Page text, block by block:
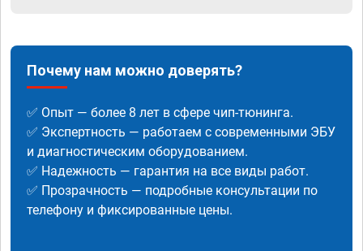
Почему нам можно доверять?
✅ Опыт — более 8 лет в сфере чип-тюнинга.
✅ Экспертность — работаем с современными ЭБУ
и диагностическим оборудованием.
✅ Надежность — гарантия на все виды работ.
✅ Прозрачность — подробные консультации по
телефону и фиксированные цены.